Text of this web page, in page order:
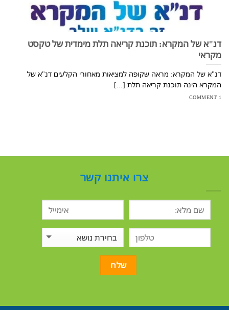
דנ"א של המקרא: תוכנת קריאה תלת מימדית של טקסט
מקראי
דנ"א של המקרא: מראה שקופה למציאות מאחורי הקלעים דנ"א של
המקרא הינה תוכנת קריאה תלת [...]
1 COMMENT
צרו איתנו קשר